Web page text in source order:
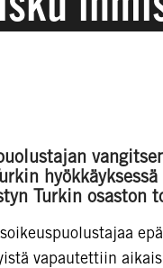
Turkin osaston
vapautettiin